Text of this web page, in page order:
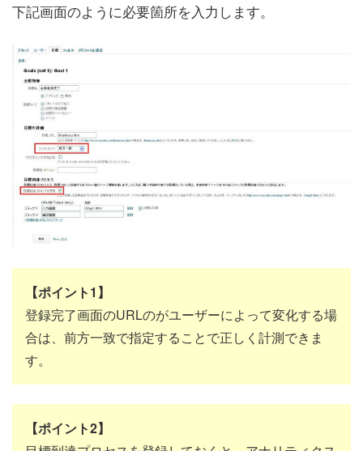
下記画面のように必要箇所を入力します。
【ポイント1】
登録完了画面のURLのがユーザーによって変化する場
合は、前方一致で指定することで正しく計測できま
す。
【ポイント2】